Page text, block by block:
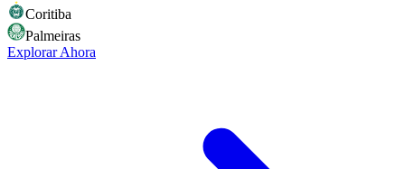
Coritiba
Palmeiras
Explorar Ahora